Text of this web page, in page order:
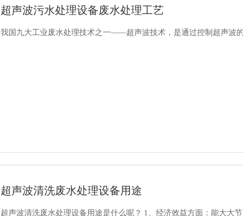
超声波污水处理设备废水处理工艺
我国九大工业废水处理技术之一——超声波技术，是通过控制超声波
超声波清洗废水处理设备用途
超声波清洗废水处理设备用途是什么呢？ 1、经济效益方面：能大大